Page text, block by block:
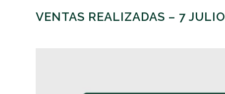
VENTAS REALIZADAS – 7 JULIO